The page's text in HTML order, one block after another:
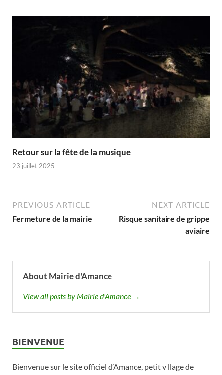
Retour sur la fête de la musique
23 juillet 2025
PREVIOUS ARTICLE
Fermeture de la mairie
NEXT ARTICLE
Risque sanitaire de grippe
aviaire
About Mairie d'Amance
View all posts by Mairie d'Amance →
BIENVENUE
Bienvenue sur le site officiel d’Amance, petit village de